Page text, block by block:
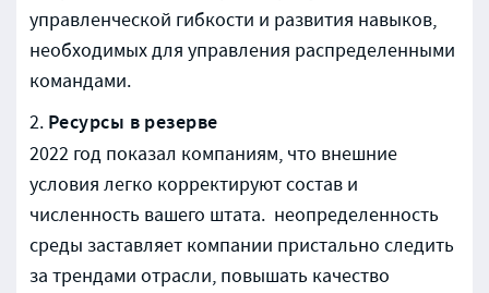
управленческой гибкости и развития навыков,
необходимых для управления распределенными
командами.
Ресурсы в резерве
2022 год показал компаниям, что внешние
условия легко корректируют состав и
численность вашего штата. неопределенность
среды заставляет компании пристально следить
за трендами отрасли, повышать качество